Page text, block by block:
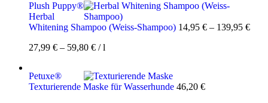
Plush Puppy®
Herbal
Whitening Shampoo (Weiss-Shampoo) 14,95 € – 139,95 €
27,99 € – 59,80 € /l
Petuxe®
Texturierende Maske für Wasserhunde 46,20 €